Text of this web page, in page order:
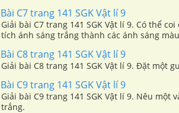
Bài C7 trang 141 SGK Vật lí 9
Giải bài C7 trang 141 SGK Vật lí 9. Có thể
tích ánh sáng trắng thành các ánh sáng
Bài C8 trang 141 SGK Vật lí 9
Giải bài C8 trang 141 SGK Vật lí 9. Đặt một
Bài C9 trang 141 SGK Vật lí 9
Giải bài C9 trang 141 SGK Vật lí 9. Nêu
trắng.